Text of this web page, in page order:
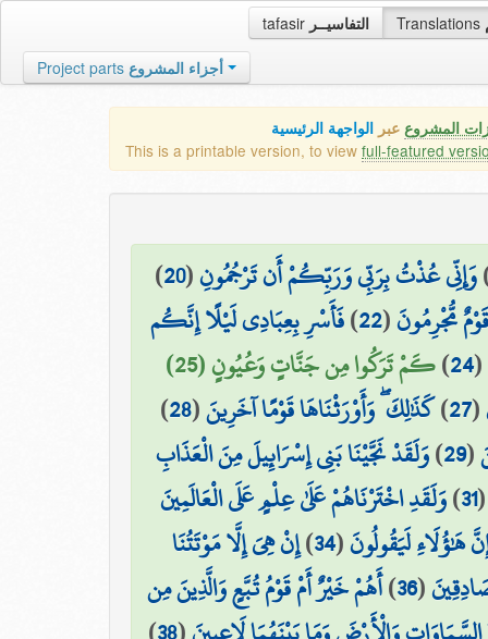
tafasir التفاسيــر Translations
Project parts أجزاء المشروع
المشروع عبر الواجهة الرئيسية
This is a printable version, to view full-featured
وَإِنِّي عُذْتُ بِرَبِّي وَرَبِّكُمْ أَن تَرْجُمُونِ(
20
)
مُّجْرِمُونَ(
22
)فَأَسْرِ بِعِبَادِي لَيْلًا إِنَّكُم
(
24
)كَمْ تَرَكُوا مِن جَنَّاتٍ وَعُيُونٍ (25)
(
27
)كَذَٰلِكَ ۖ وَأَوْرَثْنَاهَا قَوْمًا آخَرِينَ(
28
)
(
29
)وَلَقَدْ نَجَّيْنَا بَنِي إِسْرَائِيلَ مِنَ الْعَذَابِ
31
)وَلَقَدِ اخْتَرْنَاهُمْ عَلَىٰ عِلْمٍ عَلَى الْعَالَمِينَ
هَٰؤُلَاءِ لَيَقُولُونَ(
34
)إِنْ هِيَ إِلَّا مَوْتَتُنَا
(
36
)أَهُمْ خَيْرٌ أَمْ قَوْمُ تُبَّعٍ وَالَّذِينَ مِن